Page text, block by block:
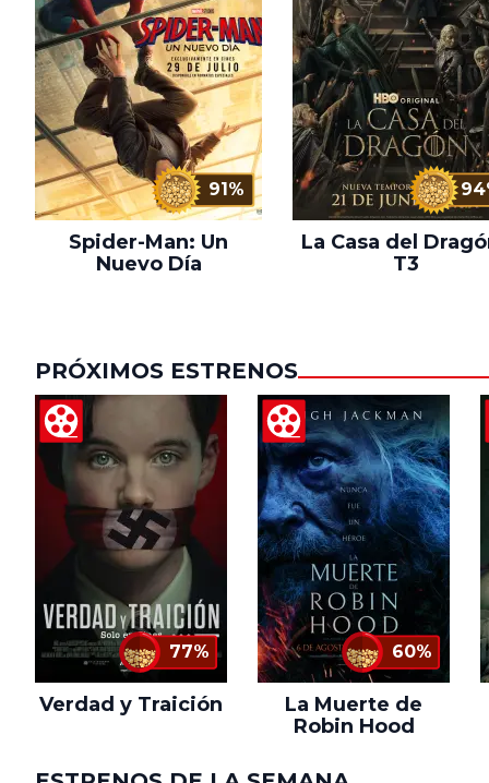
91%
Spider-Man: Un
Nuevo Día
La Casa del
T3
PRÓXIMOS ESTRENOS
77%
Verdad y Traición
60%
La Muerte de
Robin Hood